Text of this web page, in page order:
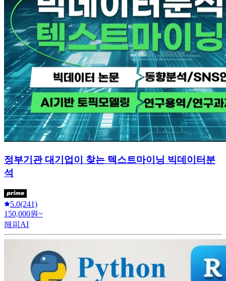
정부기관 대기업이 찾는 텍스트마이닝 빅데이터분
석
5.0(241)
150,000원~
해피AI